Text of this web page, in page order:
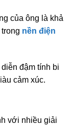
của ông là khả
nền điện
đậm tính bi
cảm xúc.
với nhiều giải